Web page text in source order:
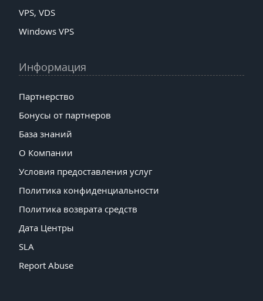
VPS, VDS
Windows VPS
Информация
Партнерство
Бонусы от партнеров
База знаний
О Компании
Условия предоставления услуг
Политика конфиденциальности
Политика возврата средств
Дата Центры
SLA
Report Abuse